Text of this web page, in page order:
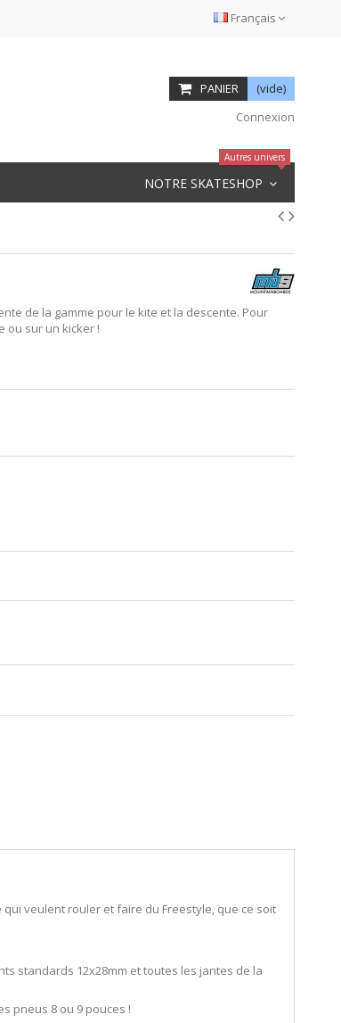
Français
PANIER
(vide)
Connexion
NOTRE SKATESHOP
Autres univers
de la gamme pour le kite et la descente. Pour
ou sur un kicker !
veulent rouler et faire du Freestyle, que ce soit
standards 12x28mm et toutes les jantes de la
pneus 8 ou 9 pouces !